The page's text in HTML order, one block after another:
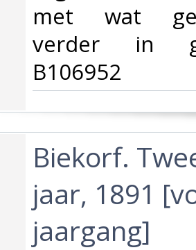
met wat
verder in
B106952‎
‎Biekorf.
jaar, 1891
jaargang]‎